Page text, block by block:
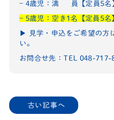
– 4歳児：満 員【定員5名
– 5歳児：空き1名【定員5名
▶︎ 見学・申込をご希望の方
い。
お問合せ先：TEL 048-717-
古い記事へ